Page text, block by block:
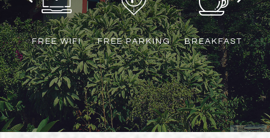
FREE WIFI FREE PARKING BREAKFAST